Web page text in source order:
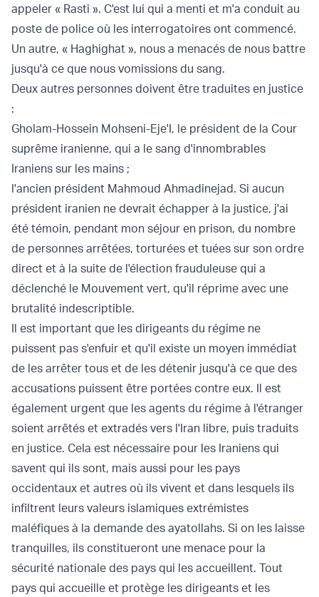
appeler « Rasti ». C'est lui qui a menti et m'a conduit au
poste de police où les interrogatoires ont commencé.
Un autre, « Haghighat », nous a menacés de nous battre
jusqu'à ce que nous vomissions du sang.
Deux autres personnes doivent être traduites en justice
:
Gholam-Hossein Mohseni-Eje'I, le président de la Cour
suprême iranienne, qui a le sang d'innombrables
Iraniens sur les mains ;
l'ancien président Mahmoud Ahmadinejad. Si aucun
président iranien ne devrait échapper à la justice, j'ai
été témoin, pendant mon séjour en prison, du nombre
de personnes arrêtées, torturées et tuées sur son ordre
direct et à la suite de l'élection frauduleuse qui a
déclenché le Mouvement vert, qu'il réprime avec une
brutalité indescriptible.
Il est important que les dirigeants du régime ne
puissent pas s'enfuir et qu'il existe un moyen immédiat
de les arrêter tous et de les détenir jusqu'à ce que des
accusations puissent être portées contre eux. Il est
également urgent que les agents du régime à l'étranger
soient arrêtés et extradés vers l'Iran libre, puis traduits
en justice. Cela est nécessaire pour les Iraniens qui
savent qui ils sont, mais aussi pour les pays
occidentaux et autres où ils vivent et dans lesquels ils
infiltrent leurs valeurs islamiques extrémistes
maléfiques à la demande des ayatollahs. Si on les laisse
tranquilles, ils constitueront une menace pour la
sécurité nationale des pays qui les accueillent. Tout
pays qui accueille et protège les dirigeants et les